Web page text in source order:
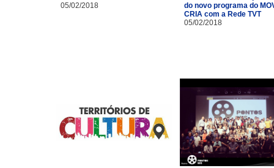
05/02/2018
do novo programa do
CRIA com a Rede TVT
05/02/2018